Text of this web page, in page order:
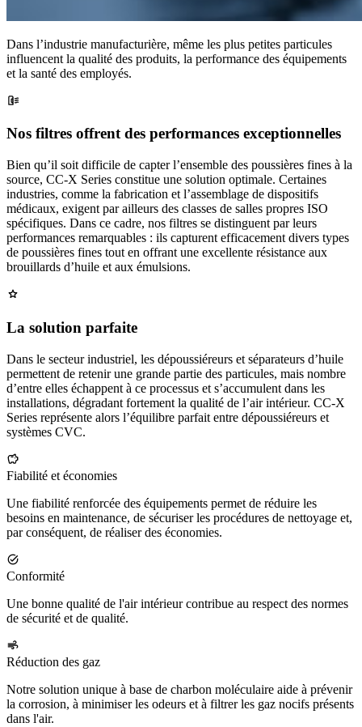
Dans l’industrie manufacturière, même les plus petites particules
influencent la qualité des produits, la performance des équipements
et la santé des employés.
Nos filtres offrent des performances exceptionnelles
Bien qu’il soit difficile de capter l’ensemble des poussières fines à la
source, CC-X Series constitue une solution optimale. Certaines
industries, comme la fabrication et l’assemblage de dispositifs
médicaux, exigent par ailleurs des classes de salles propres ISO
spécifiques. Dans ce cadre, nos filtres se distinguent par leurs
performances remarquables : ils capturent efficacement divers types
de poussières fines tout en offrant une excellente résistance aux
brouillards d’huile et aux émulsions.
La solution parfaite
Dans le secteur industriel, les dépoussiéreurs et séparateurs d’huile
permettent de retenir une grande partie des particules, mais nombre
d’entre elles échappent à ce processus et s’accumulent dans les
installations, dégradant fortement la qualité de l’air intérieur. CC-X
Series représente alors l’équilibre parfait entre dépoussiéreurs et
systèmes CVC.
Fiabilité et économies
Une fiabilité renforcée des équipements permet de réduire les
besoins en maintenance, de sécuriser les procédures de nettoyage et,
par conséquent, de réaliser des économies.
Conformité
Une bonne qualité de l'air intérieur contribue au respect des normes
de sécurité et de qualité.
Réduction des gaz
​Notre solution unique à base de charbon moléculaire aide à prévenir
la corrosion, à minimiser les odeurs et à filtrer les gaz nocifs présents
dans l'air.